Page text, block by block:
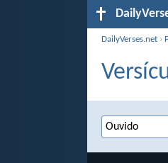
DailyVerses.net ›